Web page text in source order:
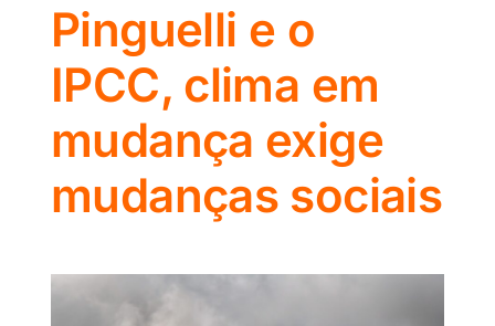
Pinguelli e o
IPCC, clima em
mudança exige
mudanças sociais